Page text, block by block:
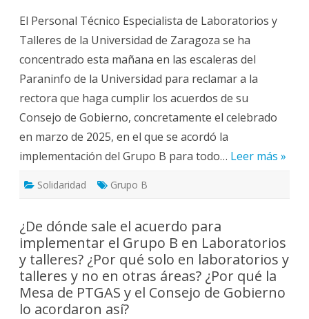
B
ante
el
Consejo
de
Gobierno
El Personal Técnico Especialista de Laboratorios y
Talleres de la Universidad de Zaragoza se ha
concentrado esta mañana en las escaleras del
Paraninfo de la Universidad para reclamar a la
rectora que haga cumplir los acuerdos de su
Consejo de Gobierno, concretamente el celebrado
en marzo de 2025, en el que se acordó la
implementación del Grupo B para todo… Leer más »
Solidaridad Grupo B
¿De dónde sale el acuerdo para
implementar el Grupo B en Laboratorios
y talleres? ¿Por qué solo en laboratorios y
talleres y no en otras áreas? ¿Por qué la
Mesa de PTGAS y el Consejo de Gobierno
lo acordaron así?